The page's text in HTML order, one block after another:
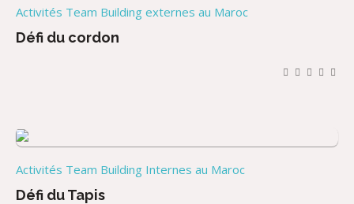
Activités Team Building externes au Maroc
Défi du cordon
Activités Team Building Internes au Maroc
Défi du Tapis